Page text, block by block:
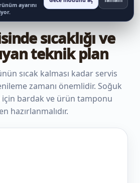
sıcaklığı ve
teknik plan
sıcak kalması kadar servis
zamanı önemlidir. Soğuk
bardak ve ürün tamponu
hazırlanmalıdır.
ayarını